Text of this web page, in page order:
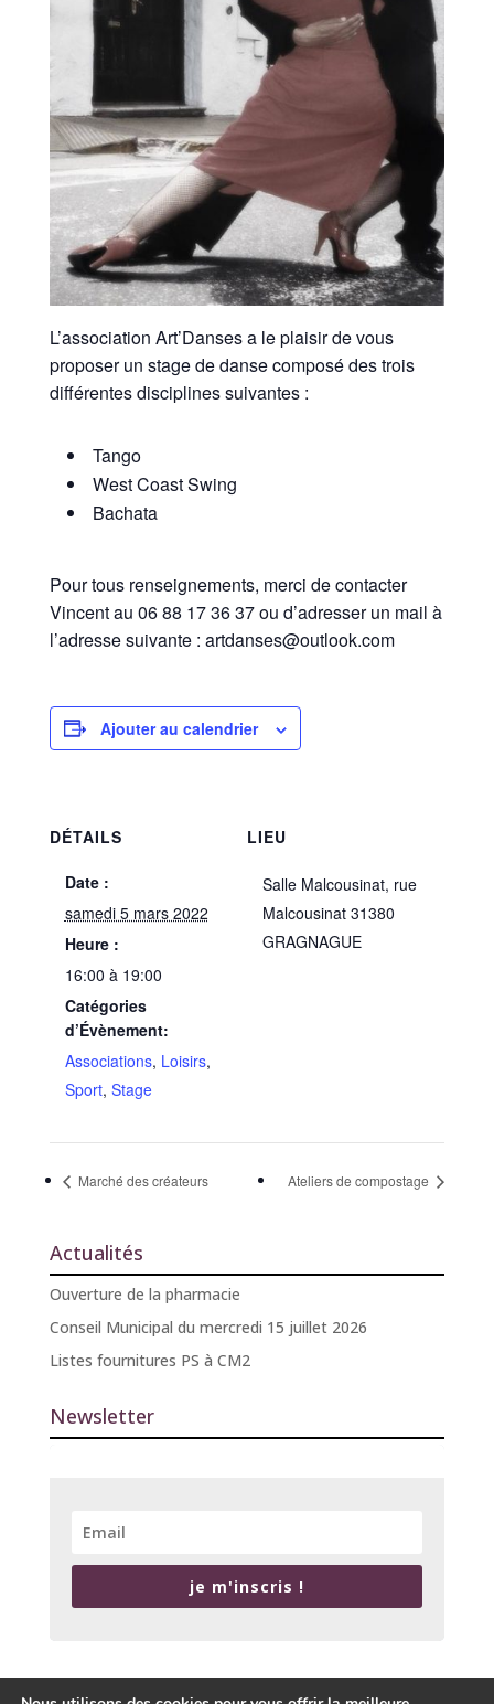
L’association Art’Danses a le plaisir de vous
proposer un stage de danse composé des trois
différentes disciplines suivantes :
Tango
West Coast Swing
Bachata
Pour tous renseignements, merci de contacter
Vincent au 06 88 17 36 37 ou d’adresser un mail à
l’adresse suivante : artdanses@outlook.com
Ajouter au calendrier
DÉTAILS
Date :
samedi 5 mars 2022
Heure :
16:00 à 19:00
Catégories
d’Évènement:
Associations, Loisirs,
Sport, Stage
LIEU
Salle Malcousinat, rue
Malcousinat 31380
GRAGNAGUE
Marché des créateurs Ateliers de compostage
Actualités
Ouverture de la pharmacie
Conseil Municipal du mercredi 15 juillet 2026
Listes fournitures PS à CM2
Newsletter
je m'inscris !